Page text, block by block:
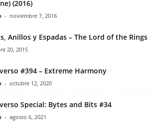
(2016)
- noviembre 7, 2016
Anillos y Espadas – The Lord of the Rings
20, 2015
#394 – Extreme Harmony
- octubre 12, 2020
Special: Bytes and Bits #34
- agosto 6, 2021